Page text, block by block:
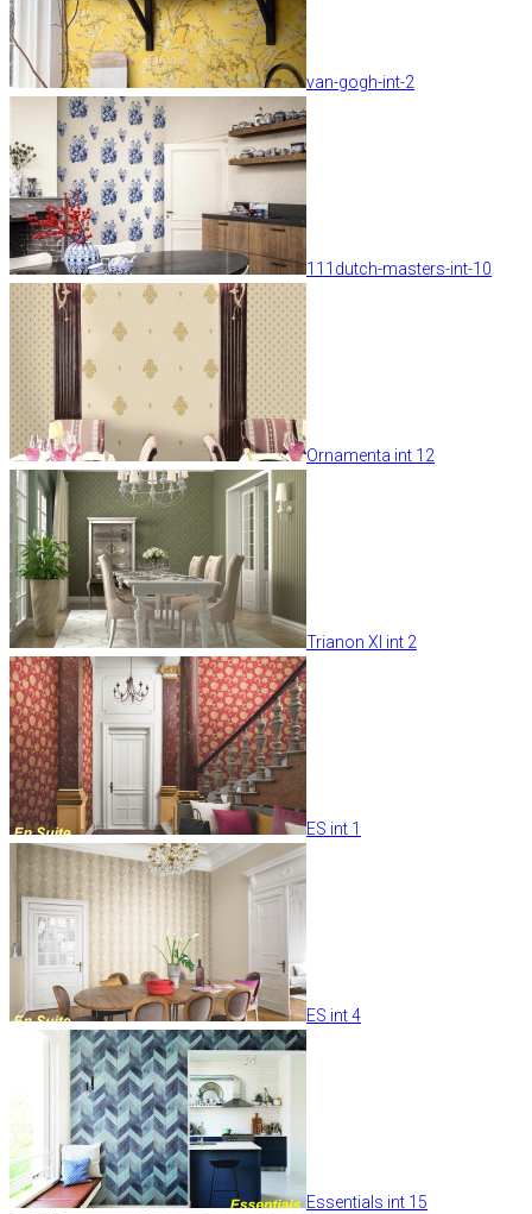
van-gogh-int-2
111dutch-masters-int-10
Ornamenta int 12
Trianon XI int 2
ES int 1
ES int 4
Essentials int 15